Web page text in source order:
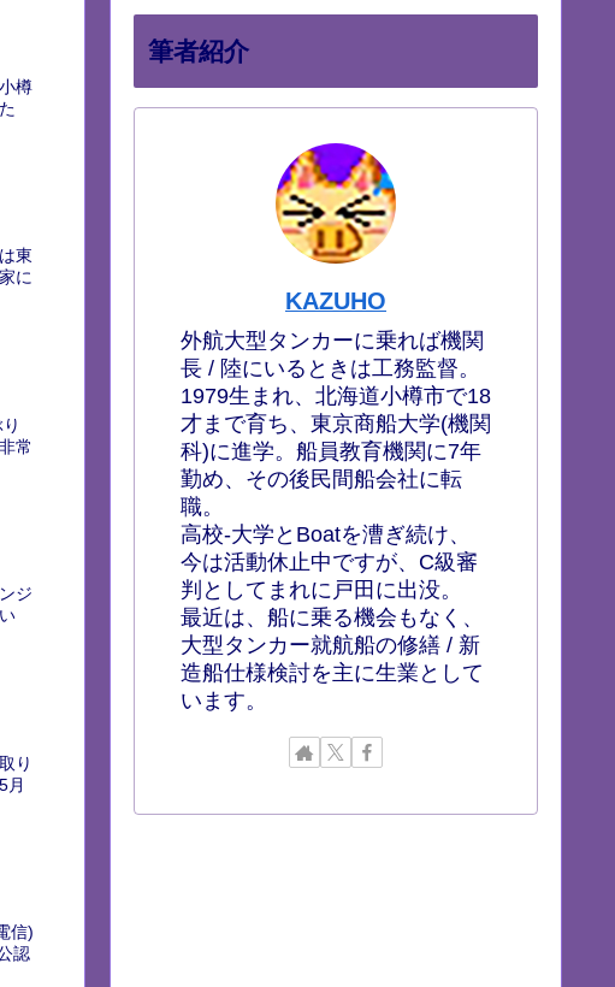
樽
東
に
常
ジ
り
月
信)
認
筆者紹介
KAZUHO
外航大型タンカーに乗れば機関
長 / 陸にいるときは工務監督。
1979生まれ、北海道小樽市で18
才まで育ち、東京商船大学(機関
科)に進学。船員教育機関に7年
勤め、その後民間船会社に転
職。
高校-大学とBoatを漕ぎ続け、
今は活動休止中ですが、C級審
判としてまれに戸田に出没。
最近は、船に乗る機会もなく、
大型タンカー就航船の修繕 / 新
造船仕様検討を主に生業として
います。